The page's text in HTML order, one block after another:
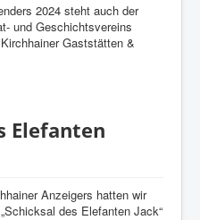
2024 steht auch der
und Geschichtsvereins
Gaststätten &
Elefanten
Anzeigers hatten wir
des Elefanten Jack“